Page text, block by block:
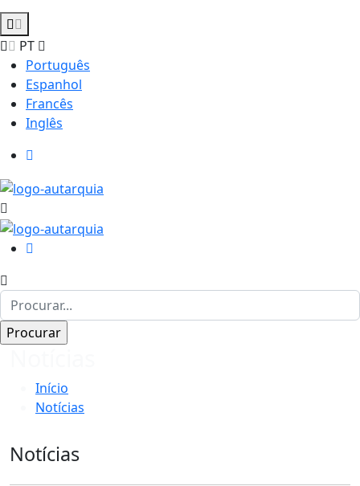
PT
Português
Espanhol
Francês
Inglês
Início
Notícias
Notícias